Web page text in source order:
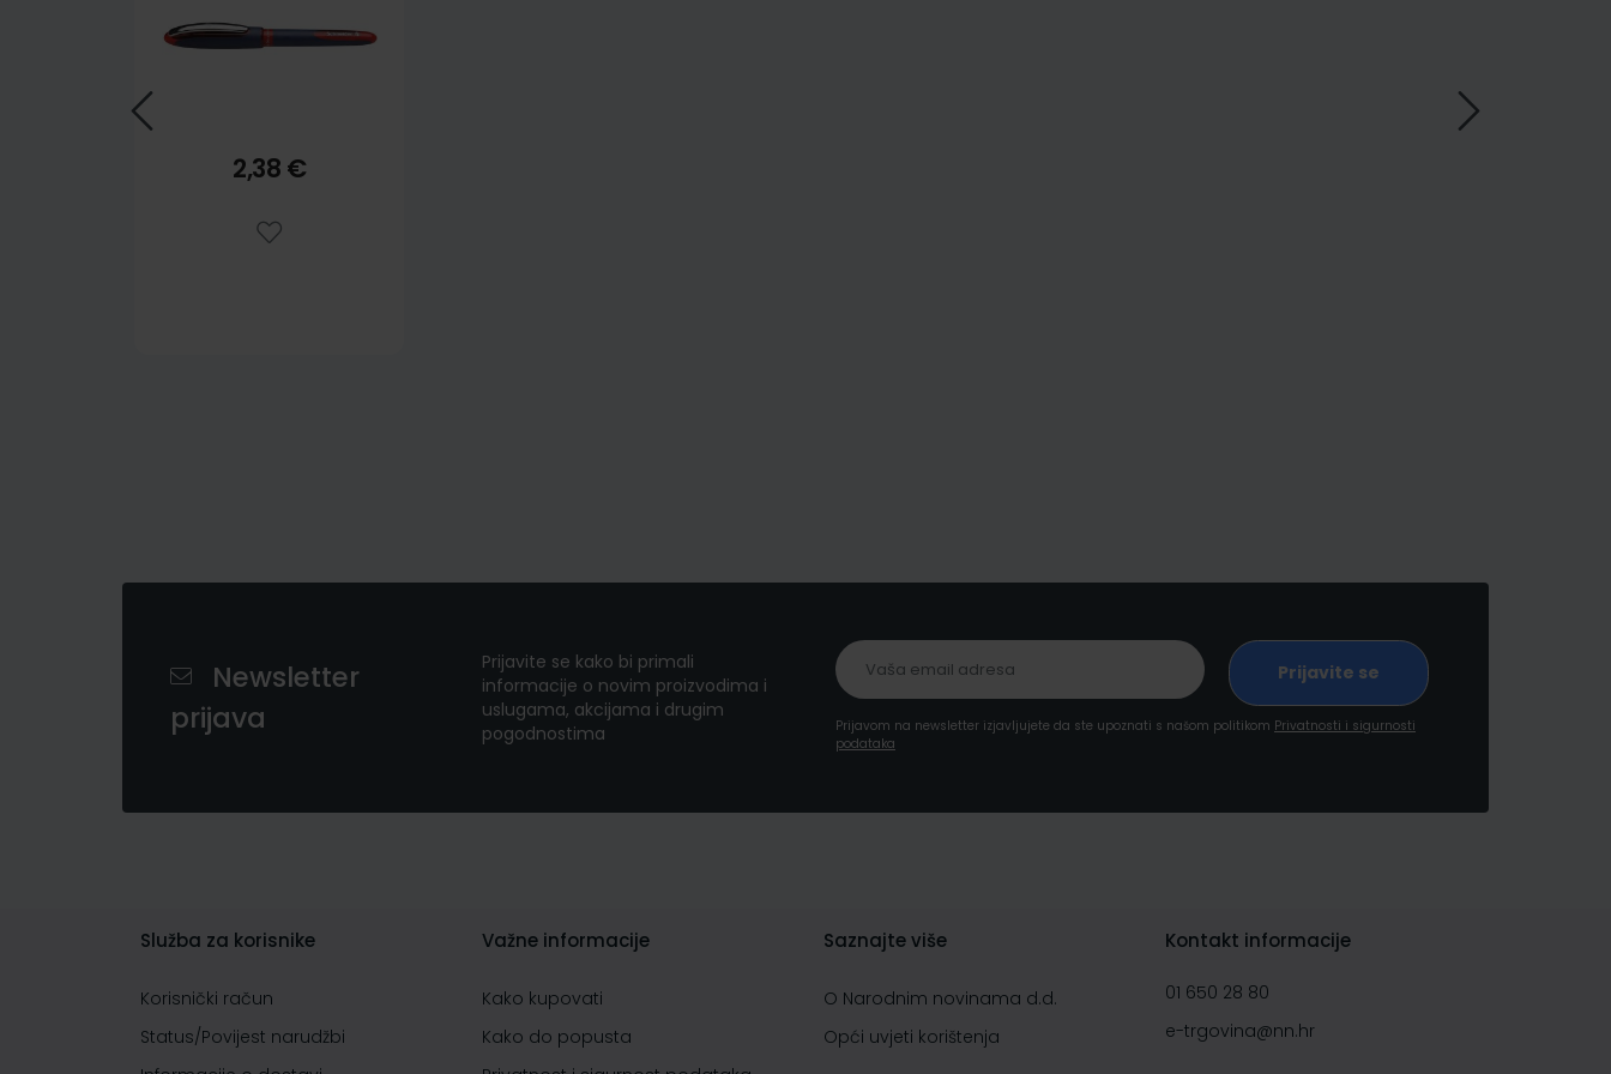
2,38 €
Newsletter
prijava
Prijavite se kako bi primali
informacije o novim proizvodima i
uslugama, akcijama i drugim
pogodnostima
Prijavom na newsletter izjavljujete da ste upoznati s našom politikom Privatnosti i sigurnosti
podataka
Služba za korisnike
Korisnički račun
Status/Povijest narudžbi
Važne informacije
Kako kupovati
Kako do popusta
Saznajte više
O Narodnim novinama d.d.
Opći uvjeti korištenja
Kontakt informacije
01 650 28 80
e-trgovina@nn.hr